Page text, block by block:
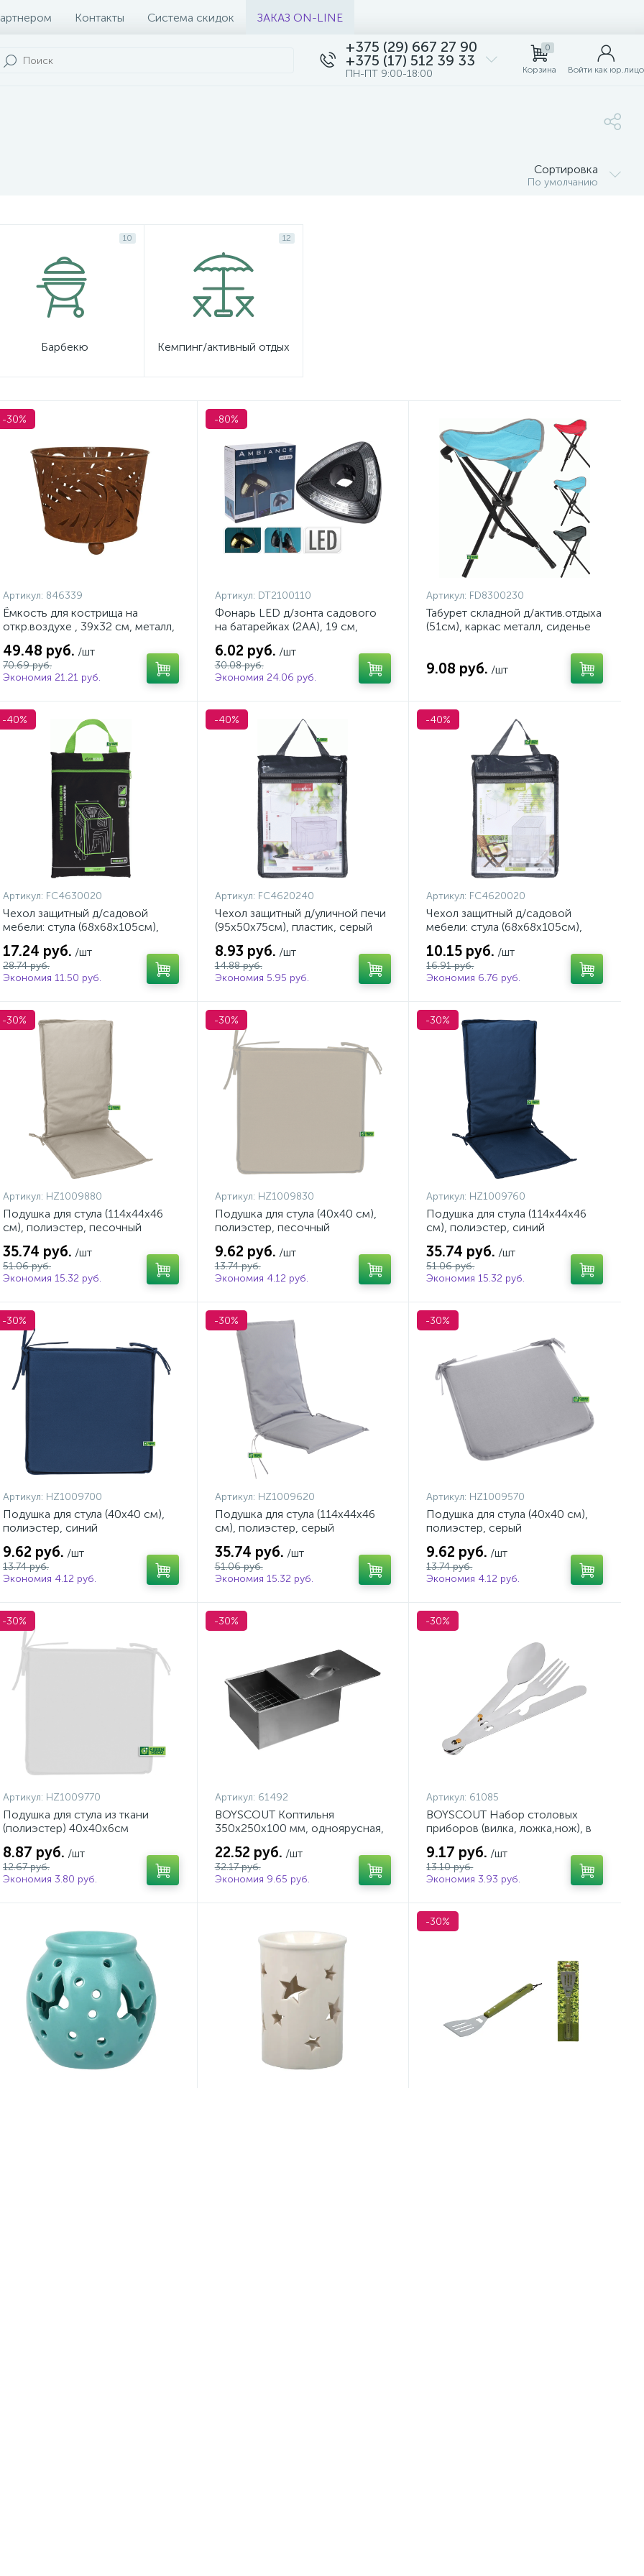
Контакты Система скидок ЗАКАЗ ON-LINE
+375 (29) 667 27 90
+375 (17) 512 39 33
ПН-ПТ 9:00-18:00
0
Корзина Войти как юр.лицо
Сортировка
По умолчанию
10
Барбекю
12
Кемпинг/активный отдых
-30%
Артикул: 846339
Ёмкость для кострища на
откр.воздухе , 39х32 см, металл,
49.48 руб. /шт
70.69 руб.
Экономия 21.21 руб.
-80%
Артикул: DT2100110
Фонарь LED д/зонта садового
на батарейках (2АА), 19 см,
6.02 руб. /шт
30.08 руб.
Экономия 24.06 руб.
Артикул: FD8300230
Табурет складной д/актив.отдыха
(51см), каркас металл, сиденье
9.08 руб. /шт
-40%
Артикул: FC4630020
Чехол защитный д/садовой
мебели: стула (68х68х105см),
17.24 руб. /шт
28.74 руб.
Экономия 11.50 руб.
-40%
Артикул: FC4620240
Чехол защитный д/уличной печи
(95х50х75см), пластик, серый
8.93 руб. /шт
14.88 руб.
Экономия 5.95 руб.
-40%
Артикул: FC4620020
Чехол защитный д/садовой
мебели: стула (68х68х105см),
10.15 руб. /шт
16.91 руб.
Экономия 6.76 руб.
-30%
Артикул: HZ1009880
Подушка для стула (114х44х46
см), полиэстер, песочный
35.74 руб. /шт
51.06 руб.
Экономия 15.32 руб.
-30%
Артикул: HZ1009830
Подушка для стула (40х40 см),
полиэстер, песочный
9.62 руб. /шт
13.74 руб.
Экономия 4.12 руб.
-30%
Артикул: HZ1009760
Подушка для стула (114х44х46
см), полиэстер, синий
35.74 руб. /шт
51.06 руб.
Экономия 15.32 руб.
-30%
Артикул: HZ1009700
Подушка для стула (40х40 см),
полиэстер, синий
9.62 руб. /шт
13.74 руб.
Экономия 4.12 руб.
-30%
Артикул: HZ1009620
Подушка для стула (114х44х46
см), полиэстер, серый
35.74 руб. /шт
51.06 руб.
Экономия 15.32 руб.
-30%
Артикул: HZ1009570
Подушка для стула (40х40 см),
полиэстер, серый
9.62 руб. /шт
13.74 руб.
Экономия 4.12 руб.
-30%
Артикул: HZ1009770
Подушка для стула из ткани
(полиэстер) 40х40х6см
8.87 руб. /шт
12.67 руб.
Экономия 3.80 руб.
-30%
Артикул: 61492
BOYSCOUT Коптильня
350х250х100 мм, одноярусная,
22.52 руб. /шт
32.17 руб.
Экономия 9.65 руб.
-30%
Артикул: 61085
BOYSCOUT Набор столовых
приборов (вилка, ложка,нож), в
9.17 руб. /шт
13.10 руб.
Экономия 3.93 руб.
-30%